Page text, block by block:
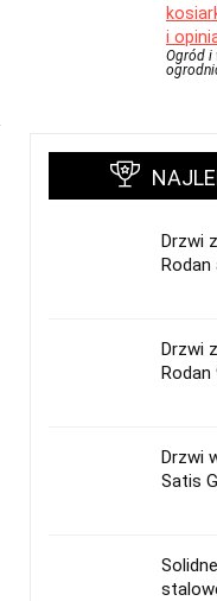
i
Ogród i
Drzwi
Drzwi
Rodan
Drzwi
Satis